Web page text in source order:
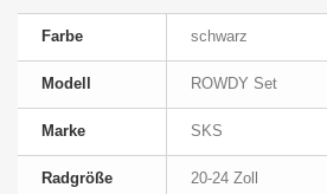
Farbe schwarz
Modell ROWDY Set
Marke SKS
Radgröße 20-24 Zoll